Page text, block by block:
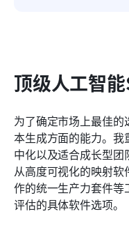
顶级人工智
为了确定市场上最佳
本生成方面的能力。
中化以及适合成长型
从高度可视化的映射
作的统一生产力套件
评估的具体软件选项。